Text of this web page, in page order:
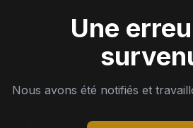
Une
Nous avons été notifiés et